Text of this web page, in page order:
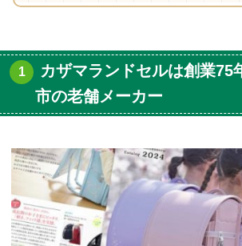
カザマランドセルは創業75
市の老舗メーカー